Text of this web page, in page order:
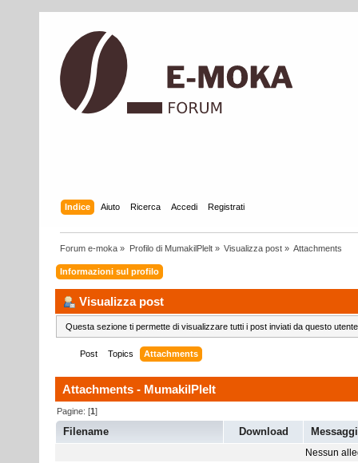
Indice Aiuto Ricerca Accedi Registrati
Forum e-moka » Profilo di MumakilPlelt» Visualizza post» Attachments
Informazioni sul profilo
Visualizza post
Questa sezione ti permette di visualizzare tutti i post inviati da questo
Post Topics Attachments
Attachments - MumakilPlelt
Pagine: [1]
Filename Download
Nessun